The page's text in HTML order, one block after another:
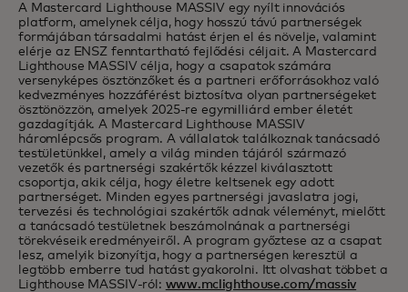
A Mastercard Lighthouse MASSIV egy nyílt innovációs
platform, amelynek célja, hogy hosszú távú partnerségek
formájában társadalmi hatást érjen el és növelje, valamint
elérje az ENSZ fenntartható fejlődési céljait. A Mastercard
Lighthouse MASSIV célja, hogy a csapatok számára
versenyképes ösztönzőket és a partneri erőforrásokhoz való
kedvezményes hozzáférést biztosítva olyan partnerségeket
ösztönözzön, amelyek 2025-re egymilliárd ember életét
gazdagítják. A Mastercard Lighthouse MASSIV
háromlépcsős program. A vállalatok találkoznak tanácsadó
testületünkkel, amely a világ minden tájáról származó
vezetők és partnerségi szakértők kézzel kiválasztott
csoportja, akik célja, hogy életre keltsenek egy adott
partnerséget. Minden egyes partnerségi javaslatra jogi,
tervezési és technológiai szakértők adnak véleményt, mielőtt
a tanácsadó testületnek beszámolnának a partnerségi
törekvéseik eredményeiről. A program győztese az a csapat
lesz, amelyik bizonyítja, hogy a partnerségen keresztül a
legtöbb emberre tud hatást gyakorolni. Itt olvashat többet a
Lighthouse MASSIV-ról: www.mclighthouse.com/massiv